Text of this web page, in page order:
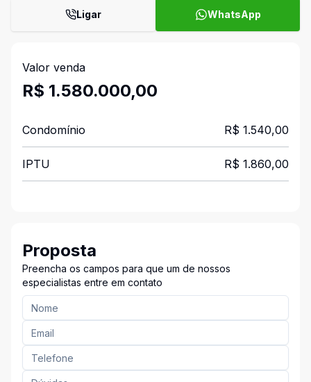
Ligar WhatsApp
Valor venda
R$ 1.580.000,00
Condomínio R$ 1.540,00
IPTU R$ 1.860,00
Proposta
Preencha os campos para que um de nossos
especialistas entre em contato